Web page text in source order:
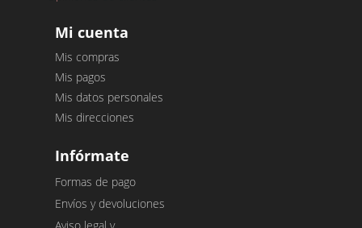
Mi cuenta
Mis compras
Mis pagos
Mis datos personales
Mis direcciones
Infórmate
Formas de pago
Envíos y devoluciones